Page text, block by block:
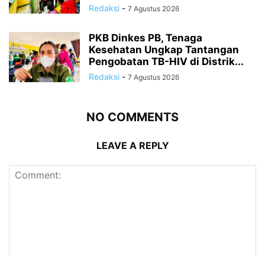
Redaksi - 7 Agustus 2026
PKB Dinkes PB, Tenaga
Kesehatan Ungkap Tantangan
Pengobatan TB-HIV di Distrik...
Redaksi - 7 Agustus 2026
NO COMMENTS
LEAVE A REPLY